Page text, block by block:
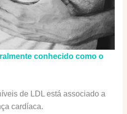
conhecido como o
de LDL está associado a
cardíaca.